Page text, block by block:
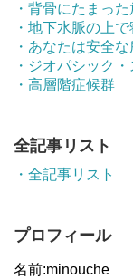
・背骨にたまっ
・地下水脈の上
・あなたは安全
・ジオパシック
・高層階症候群
全記事リスト
・全記事リスト
プロフィール
名前:minouche